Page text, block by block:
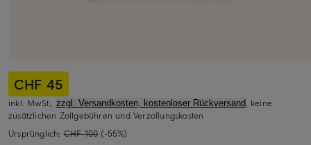
CHF 45
inkl. MwSt., zzgl. Versandkosten, kostenloser Rückversand, keine
zusätzlichen Zollgebühren und Verzollungskosten
Ursprünglich: CHF 100 (-55%)